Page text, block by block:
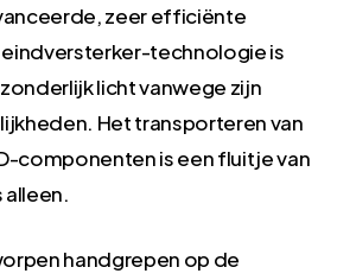
zeer efficiënte
technologie is
licht vanwege zijn
Het transporteren van
D-componenten is een fluitje van
alleen.
handgrepen op de